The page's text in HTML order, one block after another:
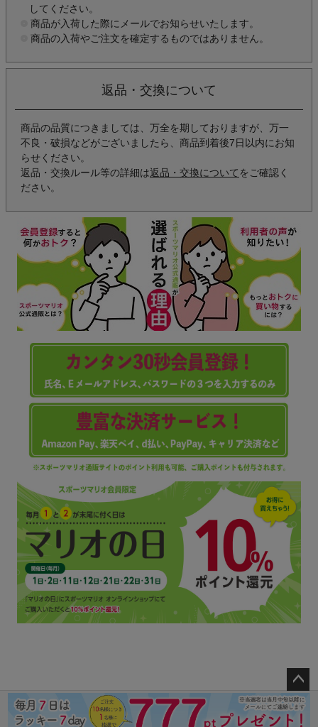
してください。
商品が入荷した際にメールでお知らせいたします。
商品の入荷やご注文を確定するものではありません。
返品・交換について
商品の品質につきましては、万全を期しておりますが、万一
不良・破損などがございましたら、商品到着後7日以内にお知
らせください。
返品・交換ルール等の詳細は返品・交換について をご確認く
ださい。
ペー
ジト